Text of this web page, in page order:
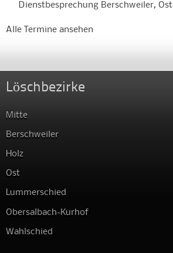
Dienstbesprechung Berschweiler, Ost
Alle Termine ansehen
Löschbezirke
Mitte
Berschweiler
Holz
Ost
Lummerschied
Obersalbach-Kurhof
Wahlschied